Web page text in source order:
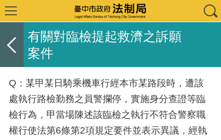
有關對臨檢提起救濟之訴願
案件
Q：某甲某日騎乘機車行經本市某路段時，遭該
處執行路檢勤務之員警攔停，實施身分查證等臨
檢行為，甲當場陳述該臨檢之執行不符合警察職
權行使法第6條第2項規定要件並表示異議，經執